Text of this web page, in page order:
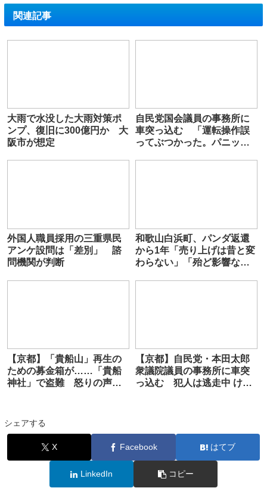
関連記事
大雨で水没した大雨対策ポ
ンプ、復旧に300億円か 大
阪市が想定
自民党国会議員の事務所に
車突っ込む 「運転操作誤
ってぶつかった。パニック
外国人職員採用の三重県民
アンケ設問は「差別」 諮
問機関が判断
和歌山白浜町、パンダ返還
から1年「売り上げは昔と変
わらない」「殆ど影響なし
【京都】「貴船山」再生の
ための募金箱が……「貴船
神社」で盗難 怒りの声続
【京都】自民党・本田太郎
衆議院議員の事務所に車突
っ込む 犯人は逃走中 けが
シェアする
X Facebook はてブ
LinkedIn コピー